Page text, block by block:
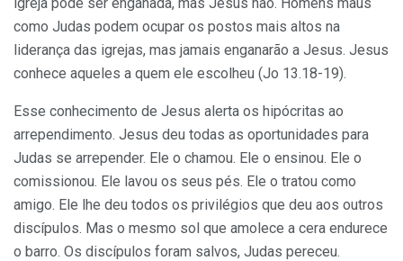
como Judas podem ocupar os postos mais altos na
liderança das igrejas, mas jamais enganarão a Jesus. Jesus
conhece aqueles a quem ele escolheu (Jo 13.18-19).
Esse conhecimento de Jesus alerta os hipócritas ao
arrependimento. Jesus deu todas as oportunidades para
Judas se arrepender. Ele o chamou. Ele o ensinou. Ele o
comissionou. Ele lavou os seus pés. Ele o tratou como
amigo. Ele lhe deu todos os privilégios que deu aos outros
discípulos. Mas o mesmo sol que amolece a cera endurece
o barro. Os discípulos foram salvos, Judas pereceu.